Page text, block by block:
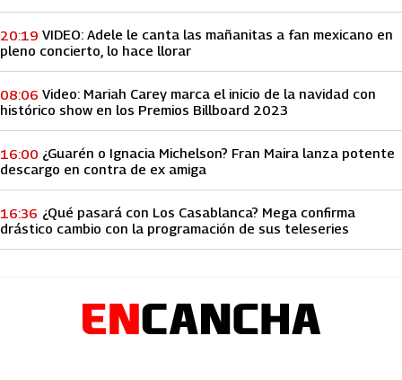
VIDEO: Adele le canta las mañanitas a fan mexicano en
pleno concierto, lo hace llorar
20:19
Video: Mariah Carey marca el inicio de la navidad con
histórico show en los Premios Billboard 2023
08:06
¿Guarén o Ignacia Michelson? Fran Maira lanza potente
descargo en contra de ex amiga
16:00
¿Qué pasará con Los Casablanca? Mega confirma
drástico cambio con la programación de sus teleseries
16:36